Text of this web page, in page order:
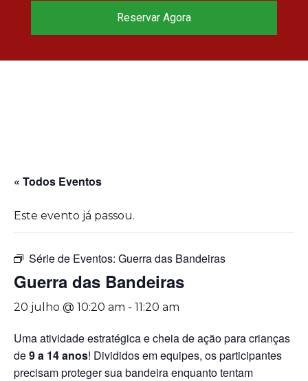
« Todos Eventos
Este evento já passou.
Série de Eventos: Guerra das Bandeiras
Guerra das Bandeiras
20 julho @ 10:20 am - 11:20 am
Uma atividade estratégica e cheia de ação para crianças
de9 a 14 anos! Divididos em equipes, os participantes
precisam proteger sua bandeira enquanto tentam
Reservar Agora